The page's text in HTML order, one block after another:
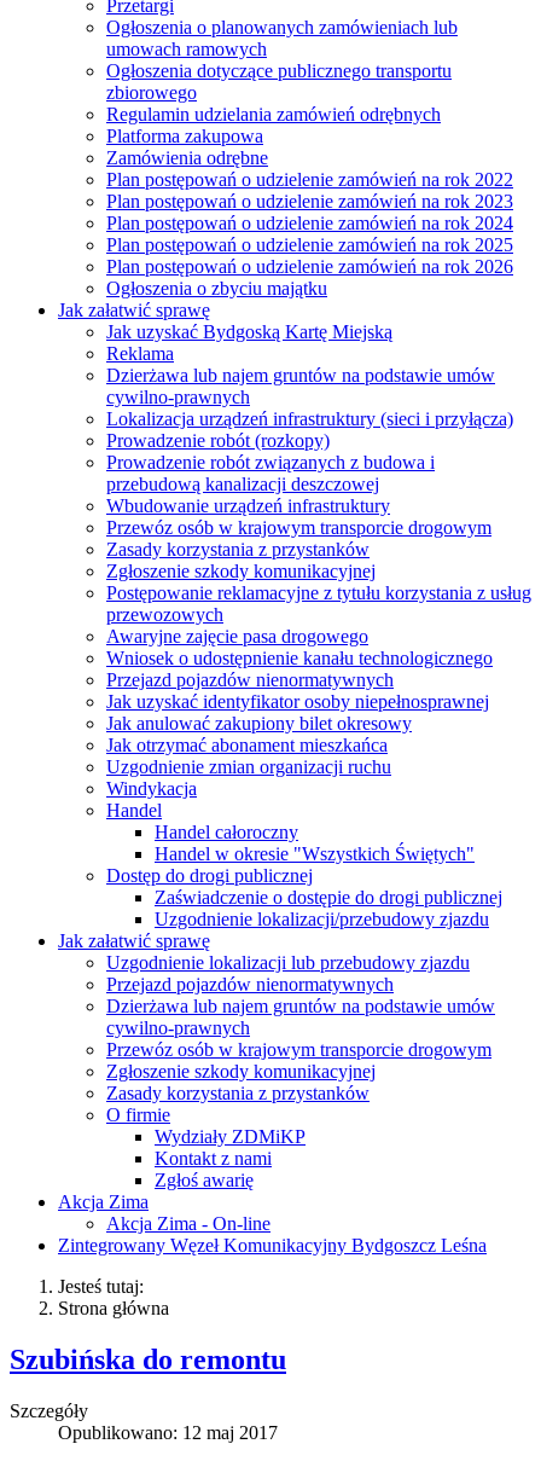
Przetargi
Ogłoszenia o planowanych zamówieniach lub
umowach ramowych
Ogłoszenia dotyczące publicznego transportu
zbiorowego
Regulamin udzielania zamówień odrębnych
Platforma zakupowa
Zamówienia odrębne
Plan postępowań o udzielenie zamówień na rok 2022
Plan postępowań o udzielenie zamówień na rok 2023
Plan postępowań o udzielenie zamówień na rok 2024
Plan postępowań o udzielenie zamówień na rok 2025
Plan postępowań o udzielenie zamówień na rok 2026
Ogłoszenia o zbyciu majątku
Jak załatwić sprawę
Jak uzyskać Bydgoską Kartę Miejską
Reklama
Dzierżawa lub najem gruntów na podstawie umów
cywilno-prawnych
Lokalizacja urządzeń infrastruktury (sieci i przyłącza)
Prowadzenie robót (rozkopy)
Prowadzenie robót związanych z budowa i
przebudową kanalizacji deszczowej
Wbudowanie urządzeń infrastruktury
Przewóz osób w krajowym transporcie drogowym
Zasady korzystania z przystanków
Zgłoszenie szkody komunikacyjnej
Postępowanie reklamacyjne z tytułu korzystania z usług
przewozowych
Awaryjne zajęcie pasa drogowego
Wniosek o udostępnienie kanału technologicznego
Przejazd pojazdów nienormatywnych
Jak uzyskać identyfikator osoby niepełnosprawnej
Jak anulować zakupiony bilet okresowy
Jak otrzymać abonament mieszkańca
Uzgodnienie zmian organizacji ruchu
Windykacja
Handel
Handel całoroczny
Handel w okresie "Wszystkich Świętych"
Dostęp do drogi publicznej
Zaświadczenie o dostępie do drogi publicznej
Uzgodnienie lokalizacji/przebudowy zjazdu
Jak załatwić sprawę
Uzgodnienie lokalizacji lub przebudowy zjazdu
Przejazd pojazdów nienormatywnych
Dzierżawa lub najem gruntów na podstawie umów
cywilno-prawnych
Przewóz osób w krajowym transporcie drogowym
Zgłoszenie szkody komunikacyjnej
Zasady korzystania z przystanków
O firmie
Wydziały ZDMiKP
Kontakt z nami
Zgłoś awarię
Akcja Zima
Akcja Zima - On-line
Zintegrowany Węzeł Komunikacyjny Bydgoszcz Leśna
Jesteś tutaj:
Strona główna
Szubińska do remontu
Szczegóły
Opublikowano: 12 maj 2017